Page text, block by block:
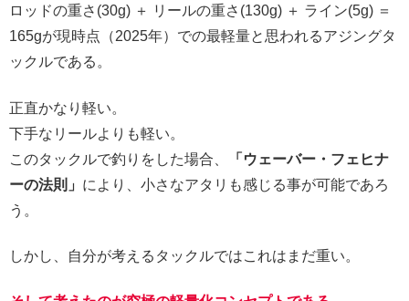
ロッドの重さ(30g) ＋ リールの重さ(130g) ＋ ライン(5g) ＝
165gが現時点（2025年）での最軽量と思われるアジングタ
ックルである。
正直かなり軽い。
下手なリールよりも軽い。
このタックルで釣りをした場合、
「ウェーバー・フェヒナ
ーの法則」 により、小さなアタリも感じる事が可能であろ
う。
しかし、自分が考えるタックルではこれはまだ重い。